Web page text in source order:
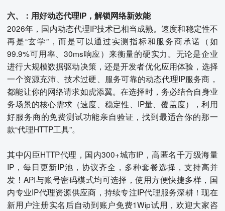
六、：用好动态代理IP，解锁网络新效能
2026年，国内动态代理IP技术已相当成熟。速度和稳定性不
再是“玄学”，而是可以通过实测指标和服务商承诺（如
99.9%可用率、30ms响应）来衡量的硬实力。无论是企业
进行大规模数据驱动决策，还是开发者优化应用体验，选择
一个资源充沛、技术过硬、服务可靠的动态代理IP服务商，
都能让你的网络请求如虎添翼。在选择时，务必结合自身业
务场景的核心需求（速度、稳定性、IP量、覆盖度），利用
好服务商的免费测试功能亲自验证，找到最适合你的那一
款“代理HTTP工具”。
其中闪臣HTTP代理，国内300+城市IP，高匿名千万级海量
IP，每日更新IP池，协议齐全，多种套餐选择，支持高并
发！API与账号密码模式均可选择，使用方便快捷多样，国
内专业IP代理资源供应商，持续专注IP代理服务深耕！现在
新用户注册实名后自动到账户免费1Wip试用，欢迎大家咨